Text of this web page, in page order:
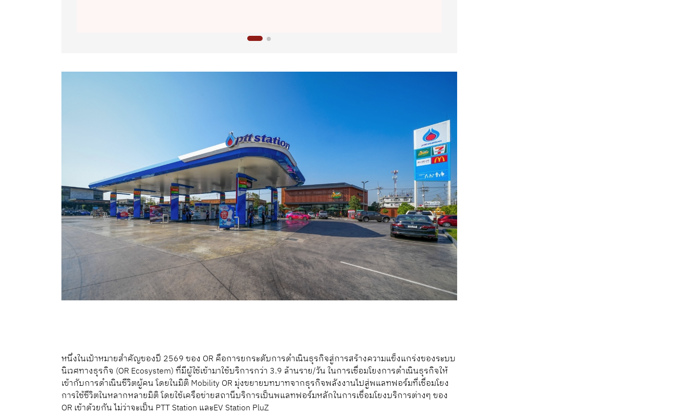
หนึ่งในเป้าหมายสำคัญของปี 2569 ของ OR คือการยกระดับการดำเนินธุรกิจสู่การสร้างความแข็งแกร่งของระบบ
นิเวศทางธุรกิจ (OR Ecosystem) ที่มีผู้ใช้เข้ามาใช้บริการกว่า 3.9 ล้านราย/วัน ในการเชื่อมโยงการดำเนินธุรกิจให้
เข้ากับการดำเนินชีวิตผู้คน โดยในมิติ Mobility OR มุ่งขยายบทบาทจากธุรกิจพลังงานไปสู่พแลทฟอร์มที่เชื่อมโยง
การใช้ชีวิตในหลากหลายมิติ โดยใช้เครือข่ายสถานีบริการเป็นพแลทฟอร์มหลักในการเชื่อมโยงบริการต่างๆ ของ
OR เข้าด้วยกัน ไม่ว่าจะเป็น PTT Station และEV Station PluZ